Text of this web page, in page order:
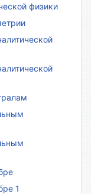
физики
1